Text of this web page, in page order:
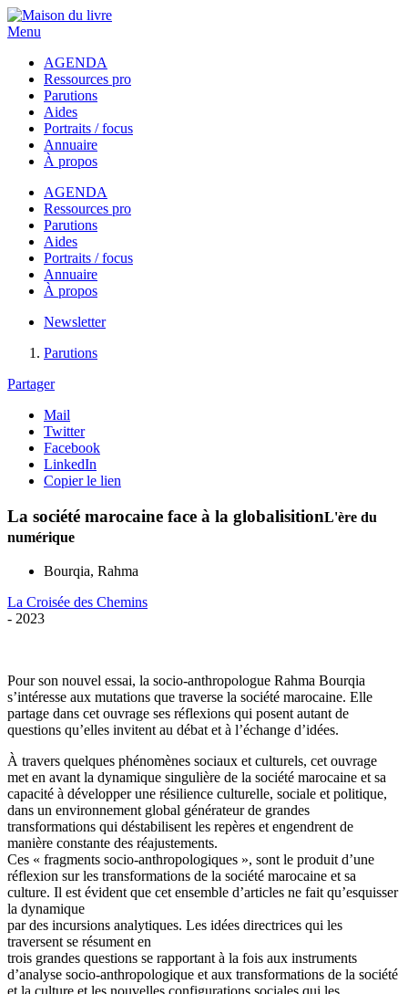
Menu
AGENDA
Ressources pro
Parutions
Aides
Portraits / focus
Annuaire
À propos
AGENDA
Ressources pro
Parutions
Aides
Portraits / focus
Annuaire
À propos
Newsletter
Parutions
Partager
Mail
Twitter
Facebook
LinkedIn
Copier le lien
La société marocaine face à la globalisitionL'ère du
numérique
Bourqia, Rahma
La Croisée des Chemins
- 2023
Pour son nouvel essai, la socio-anthropologue Rahma Bourqia
s’intéresse aux mutations que traverse la société marocaine. Elle
partage dans cet ouvrage ses réflexions qui posent autant de
questions qu’elles invitent au débat et à l’échange d’idées.
À travers quelques phénomènes sociaux et culturels, cet ouvrage
met en avant la dynamique singulière de la société marocaine et sa
capacité à développer une résilience culturelle, sociale et politique,
dans un environnement global générateur de grandes
transformations qui déstabilisent les repères et engendrent de
manière constante des réajustements.
Ces « fragments socio-anthropologiques », sont le produit d’une
réflexion sur les transformations de la société marocaine et sa
culture. Il est évident que cet ensemble d’articles ne fait qu’esquisser
la dynamique
par des incursions analytiques. Les idées directrices qui les
traversent se résument en
trois grandes questions se rapportant à la fois aux instruments
d’analyse socio-anthropologique et aux transformations de la société